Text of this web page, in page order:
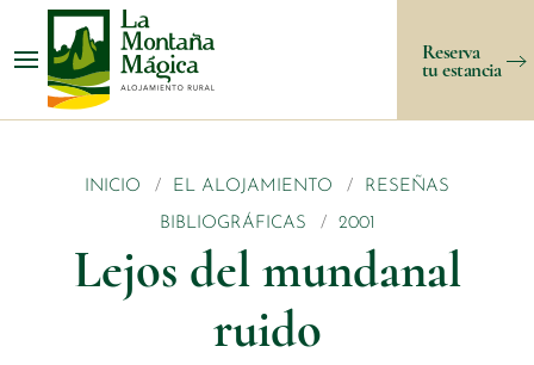
Reserva
tu estancia
INICIO EL ALOJAMIENTO RESEÑAS
BIBLIOGRÁFICAS 2001
Lejos del mundanal
ruido